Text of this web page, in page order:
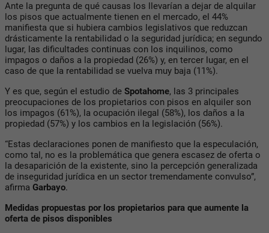
Ante la pregunta de qué causas los llevarían a dejar de alquilar
los pisos que actualmente tienen en el mercado, el 44%
manifiesta que si hubiera cambios legislativos que reduzcan
drásticamente la rentabilidad o la seguridad jurídica; en segundo
lugar, las dificultades continuas con los inquilinos, como
impagos o daños a la propiedad (26%) y, en tercer lugar, en el
caso de que la rentabilidad se vuelva muy baja (11%).
Y es que, según el estudio de Spotahome, las 3 principales
preocupaciones de los propietarios con pisos en alquiler son
los impagos (61%), la ocupación ilegal (58%), los daños a la
propiedad (57%) y los cambios en la legislación (56%).
“Estas declaraciones ponen de manifiesto que la especulación,
como tal, no es la problemática que genera escasez de oferta o
la desaparición de la existente, sino la percepción generalizada
de inseguridad jurídica en un sector tremendamente convulso”,
afirma Garbayo.
Medidas propuestas por los propietarios para que aumente la
oferta de pisos disponibles